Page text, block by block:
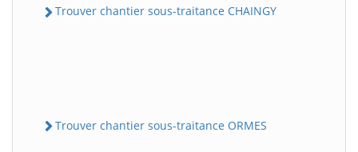
Trouver chantier sous-traitance CHAINGY
Trouver chantier sous-traitance ORMES